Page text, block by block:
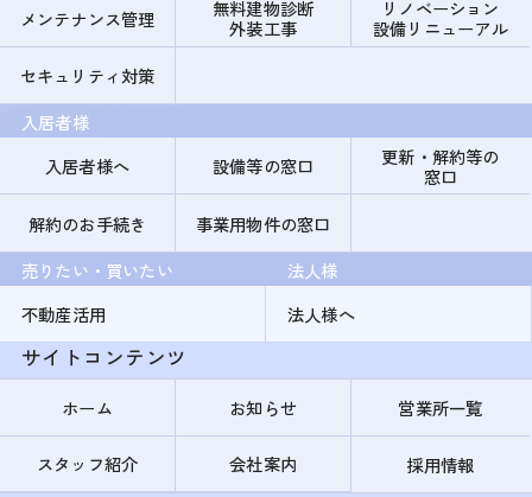
メンテナンス管理
無料建物診断
外装工事
リノベーション
設備リニューアル
セキュリティ対策
入居者様
入居者様へ
設備等の窓口
更新・解約等の
窓口
解約のお手続き
事業用物件の窓口
売りたい・買いたい
不動産活用
法人様
法人様へ
サイトコンテンツ
ホーム お知らせ 営業所一覧
スタッフ紹介 会社案内 採用情報